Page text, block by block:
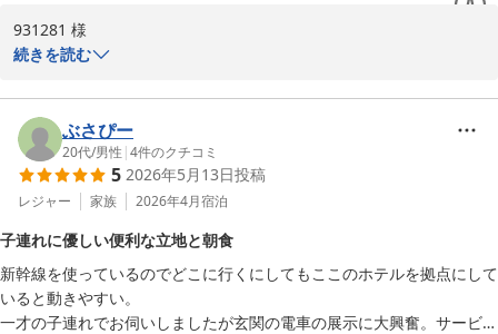
931281 様
ご利用いただきましてありがとうございます。またコメントをお寄
みいただけたご様子を伺え、大変嬉しく存じます。また、清掃スタ
ッフの挨拶や応対につきましてもお褒めの言葉をいただき、大きな
励みとなります。お部屋の経年による汚れにつきましてはご指摘を
真摯に受け止め、より細やかな清掃とメンテナンスに努めてまいり
ます。「また利用させていただきます」との温かいお言葉を糧に、
てまいります。またのお越しをお待ちしております。
ホテルメトロポリタン丸の内
2026-06-24
続きを読む
ぶさぴー
20代/男性 |4件のクチコミ
5 2026年5月13日投稿
レジャー 家族 2026年4月宿泊
子連れに優しい便利な立地と朝食
新幹線を使っているのでどこに行くにしてもここのホテルを拠点にして
いると動きやすい。
一才の子連れでお伺いしましたが玄関の電車の展示に大興奮。サービス